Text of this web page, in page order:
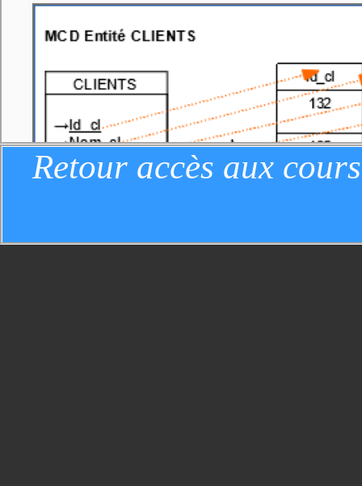
Retour accès aux cours